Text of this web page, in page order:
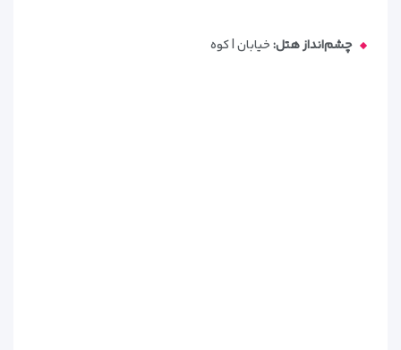
چشم‌انداز هتل:خیابان | کوه